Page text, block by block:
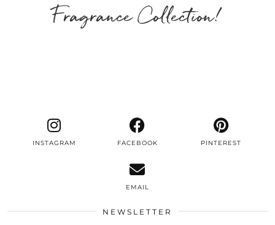
Fragrance Collection!
INSTAGRAM FACEBOOK PINTEREST
EMAIL
NEWSLETTER